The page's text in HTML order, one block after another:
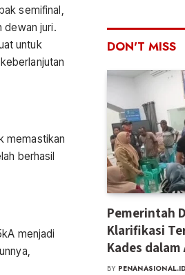
semifinal,
dewan juri.
untuk
memastikan
berhasil
menjadi
DON'T MISS
Pemerintah
Klarifikasi
Kades dalam
BY